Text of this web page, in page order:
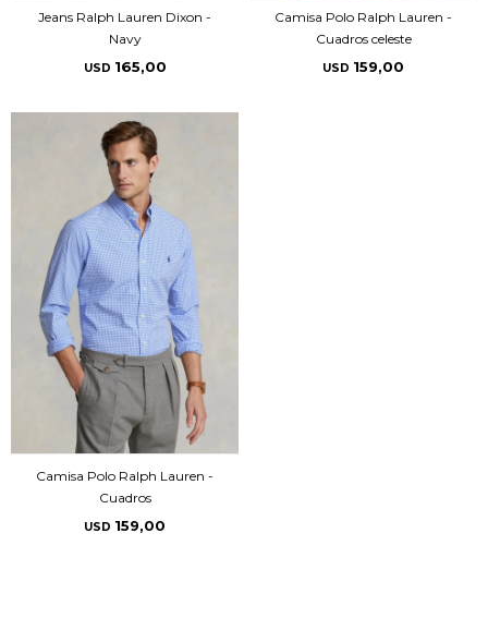
Jeans Ralph Lauren Dixon -
Navy
USD 165,00
Camisa Polo Ralph Lauren -
Cuadros celeste
USD 159,00
Camisa Polo Ralph Lauren -
Cuadros
USD 159,00